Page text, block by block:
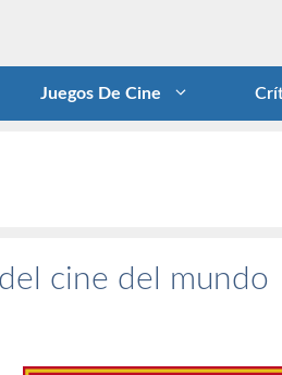
Juegos De Cine
cine del mundo